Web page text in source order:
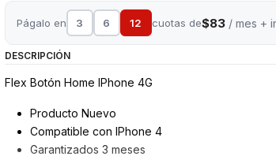
Págalo en 3 6 12 cuotas de$83/ mes +
DESCRIPCIÓN
Flex Botón Home IPhone 4G
Producto Nuevo
Compatible con IPhone 4
Garantizados 3 meses